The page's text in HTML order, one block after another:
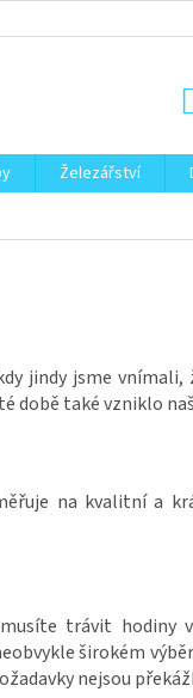
Železářství
jindy jsme vnímali,
době také vzniklo
na kvalitní a
trávit hodiny
širokém
nejsou